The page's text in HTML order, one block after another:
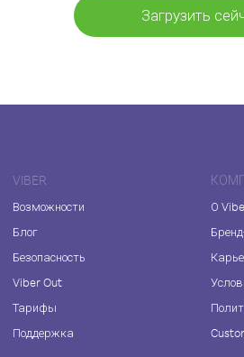
Загрузить
VIBER
Возможности
Блог
Безопасность
Viber Out
Тарифы
Поддержка
О